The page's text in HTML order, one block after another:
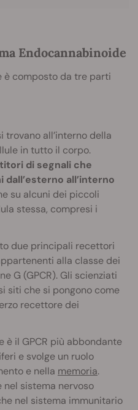
Endocannabinoide
è composto da tre parti
all’interno della
in tutto il corpo.
di segnali che
all’interno
su alcuni dei piccoli
stessa, compresi i
due principali recettori
alla classe dei
G (GPCR). Gli scienziati
siti che si pongono come
recettore dei
è il GPCR più abbondante
e svolge un ruolo
e nella memoria.
sistema nervoso
nel sistema immunitario